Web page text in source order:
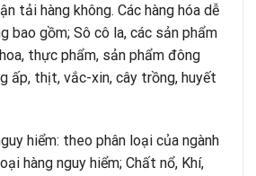
tải hàng không. Các hàng hóa dễ
bao gồm; Sô cô la, các sản phẩm
thực phẩm, sản phẩm đông
ấp, thịt, vắc-xin, cây trồng, huyết
hiểm: theo phân loại của ngành
hàng nguy hiểm; Chất nổ, Khí,